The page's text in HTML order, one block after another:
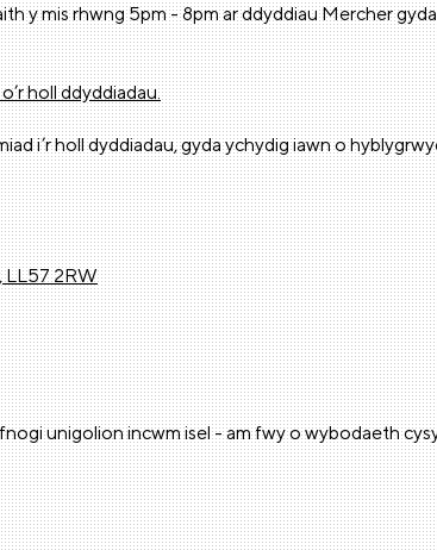
y mis rhwng 5pm - 8pm ar ddyddiau Mercher
holl ddyddiadau.
i’r holl dyddiadau, gyda ychydig iawn o
LL57 2RW
unigolion incwm isel - am fwy o wybodaeth